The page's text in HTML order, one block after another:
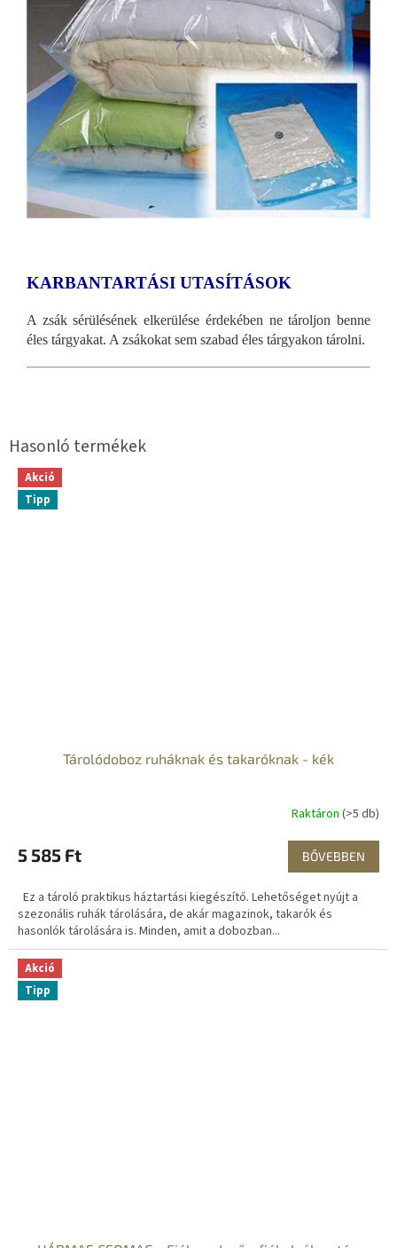
KARBANTARTÁSI UTASÍTÁSOK
A zsák sérülésének elkerülése érdekében ne tároljon benne
éles tárgyakat. A zsákokat sem szabad éles tárgyakon tárolni.
Akció
Tipp
Tárolódoboz ruháknak és takaróknak - kék
Raktáron (>5 db)
5 585 Ft BŐVEBBEN
Ez a tároló praktikus háztartási kiegészítő. Lehetőséget nyújt a
szezonális ruhák tárolására, de akár magazinok, takarók és
hasonlók tárolására is. Minden, amit a dobozban...
Akció
Tipp